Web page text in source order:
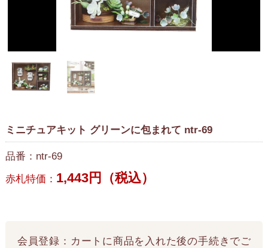
ミニチュアキット グリーンに包まれて ntr-69
品番：ntr-69
赤札特価： 1,443円（税込）
会員登録：カートに商品を入れた後の手続きでご